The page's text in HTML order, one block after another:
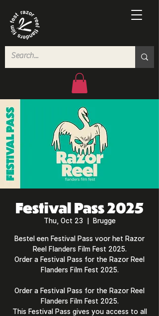
Festival Pass 2025
Thu, Oct 23 Brugge
Bestel een Festival Pass voor het Razor
Reel Flanders Film Fest 2025.
Order a Festival Pass for the Razor Reel
Flanders Film Fest 2025.
Order a Festival Pass for the Razor Reel
Flanders Film Fest 2025.
This Festival Pass gives you access to all